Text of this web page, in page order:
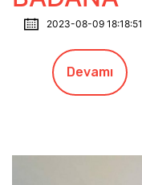
2023-08-09 18:18:51
Devamı